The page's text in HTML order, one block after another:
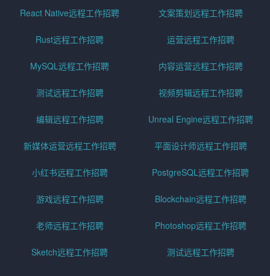
React Native远程工作招聘 文案策划远程工作招聘
Rust远程工作招聘 运营远程工作招聘
MySQL远程工作招聘 内容运营远程工作招聘
测试远程工作招聘 视频剪辑远程工作招聘
编辑远程工作招聘 Unreal Engine远程工作招聘
新媒体运营远程工作招聘 平面设计师远程工作招聘
小红书远程工作招聘 PostgreSQL远程工作招聘
游戏远程工作招聘 Blockchain远程工作招聘
老师远程工作招聘 Photoshop远程工作招聘
Sketch远程工作招聘 测试远程工作招聘